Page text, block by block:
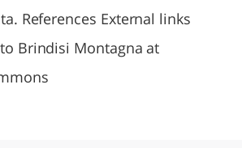
References External links
Brindisi Montagna at